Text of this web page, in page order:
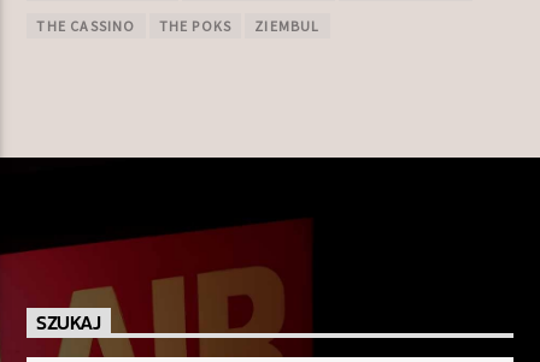
THE CASSINO THE POKS ZIEMBUL
SZUKAJ